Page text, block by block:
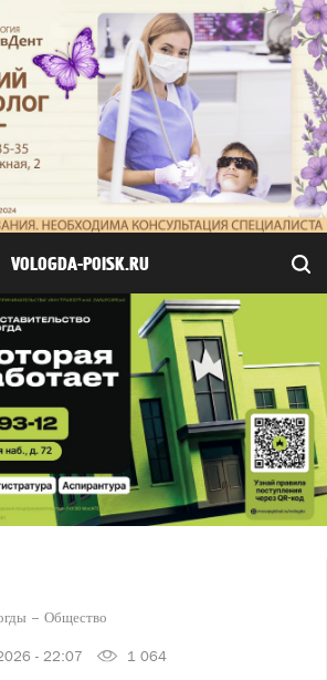
VOLOGDA-POISK.RU
Общество
- 22:07 1 064